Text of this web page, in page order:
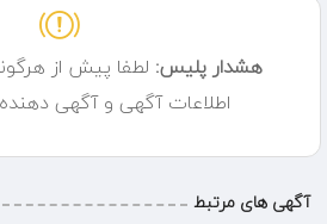
هشدار پلیس: لطفا پیش از
اطلاعات آگهی و آگهی
آگهی های مرتبط